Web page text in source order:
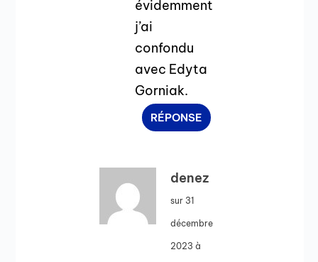
évidemment
j’ai
confondu
avec Edyta
Gorniak.
RÉPONSE
denez
sur 31
décembre
2023 à